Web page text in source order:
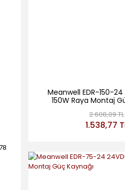
Meanwell EDR-150-
150W Raya Montaj
2.608,09 TL
1.538,77